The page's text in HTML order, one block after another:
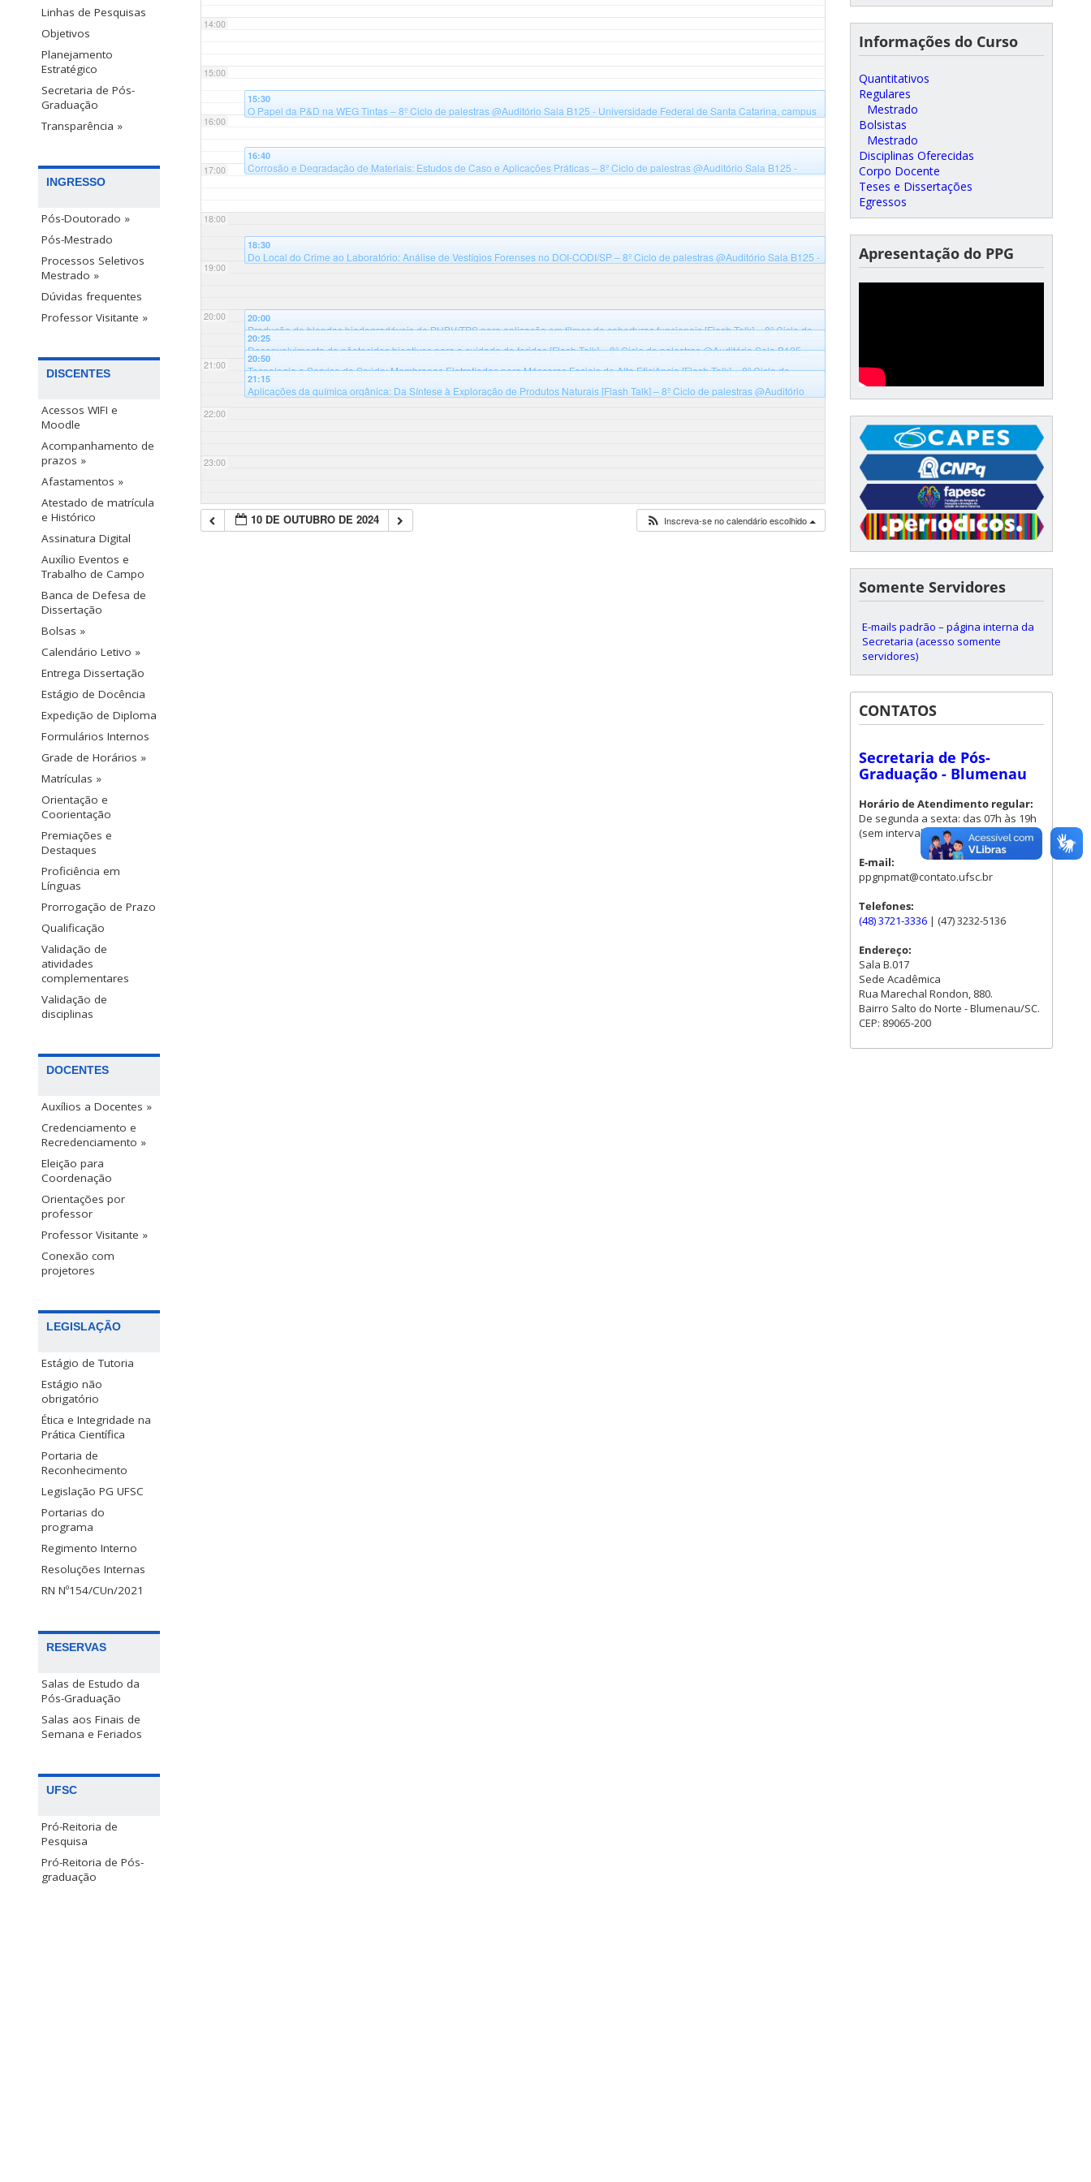
Linhas de Pesquisas
Objetivos
Planejamento
Estratégico
Secretaria de Pós-
Graduação
Transparência »
INGRESSO
Pós-Doutorado »
Pós-Mestrado
Processos Seletivos
Mestrado »
Dúvidas frequentes
Professor Visitante »
DISCENTES
Acessos WIFI e
Moodle
Acompanhamento de
prazos »
Afastamentos »
Atestado de matrícula
e Histórico
Assinatura Digital
Auxílio Eventos e
Trabalho de Campo
Banca de Defesa de
Dissertação
Bolsas »
Calendário Letivo »
Entrega Dissertação
Estágio de Docência
Expedição de Diploma
Formulários Internos
Grade de Horários »
Matrículas »
Orientação e
Coorientação
Premiações e
Destaques
Proficiência em
Línguas
Prorrogação de Prazo
Qualificação
Validação de
atividades
complementares
Validação de
disciplinas
DOCENTES
Auxílios a Docentes »
Credenciamento e
Recredenciamento »
Eleição para
Coordenação
Orientações por
professor
Professor Visitante »
Conexão com
projetores
LEGISLAÇÃO
Estágio de Tutoria
Estágio não
obrigatório
Ética e Integridade na
Prática Científica
Portaria de
Reconhecimento
Legislação PG UFSC
Portarias do
programa
Regimento Interno
Resoluções Internas
RN Nº154/CUn/2021
RESERVAS
Salas de Estudo da
Pós-Graduação
Salas aos Finais de
Semana e Feriados
UFSC
Pró-Reitoria de
Pesquisa
Pró-Reitoria de Pós-
graduação
14:00
15:00
16:00
17:00
18:00
19:00
20:00
21:00
22:00
23:00
15:30
O Papel da P&D na WEG Tintas – 8º Ciclo de palestras@Auditório Sala B125 - Universidade Federal de Santa Catarina, campus
16:40
Corrosão e Degradação de Materiais: Estudos de Caso e Aplicações Práticas – 8º Ciclo de palestras@Auditório Sala B125 -
18:30
Do Local do Crime ao Laboratório: Análise de Vestígios Forenses no DOI-CODI/SP – 8º Ciclo de palestras@Auditório Sala B125 -
20:00
Produção de blendas biodegradáveis de PHBV/TPS para aplicação em filmes de coberturas funcionais [Flash Talk] – 8º Ciclo de
palestras
20:25
Desenvolvimento de nãotecidos bioativos para o cuidado de feridas [Flash Talk] – 8º Ciclo de palestras@Auditório Sala B125 -
Universidade Federal de Santa Catarina, campus Blumenau, Bloco B
20:50
Tecnologia a Serviço da Saúde: Membranas Eletrofiadas para Máscaras Faciais de Alta Eficiência [Flash Talk] – 8º Ciclo de
palestras
21:15
Aplicações da química orgânica: Da Síntese à Exploração de Produtos Naturais [Flash Talk] – 8º Ciclo de palestras@Auditório
10 DE OUTUBRO DE 2024 Inscreva-se no calendário escolhido
Informações do Curso
Quantitativos
Regulares
Mestrado
Bolsistas
Mestrado
Disciplinas Oferecidas
Corpo Docente
Teses e Dissertações
Egressos
Apresentação do PPG
Somente Servidores
E-mails padrão – página interna da
Secretaria (acesso somente
servidores)
CONTATOS
Secretaria de Pós-
Graduação - Blumenau
Horário de Atendimento regular:
De segunda a sexta: das 07h às 19h
(sem intervalo para almoço)
E-mail:
ppgnpmat@contato.ufsc.br
Telefones:
(48) 3721-3336 | (47) 3232-5136
Endereço:
Sala B.017
Sede Acadêmica
Rua Marechal Rondon, 880.
Bairro Salto do Norte - Blumenau/SC.
CEP: 89065-200